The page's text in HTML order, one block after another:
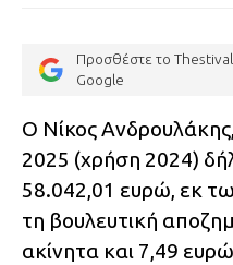
Προσθέστε το
Google
Ο Νίκος
2025 (χρήση 2024)
58.042,01 ευρώ, εκ
τη βουλευτική
ακίνητα και 7,49